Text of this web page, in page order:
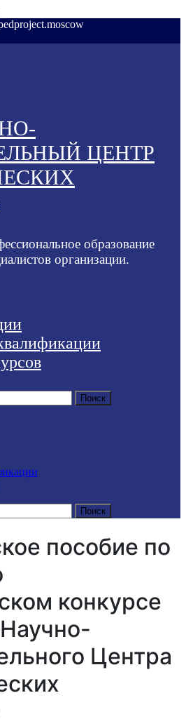
ЦЕНТР
образование
организации.
пособие по
конкурсе
Центра